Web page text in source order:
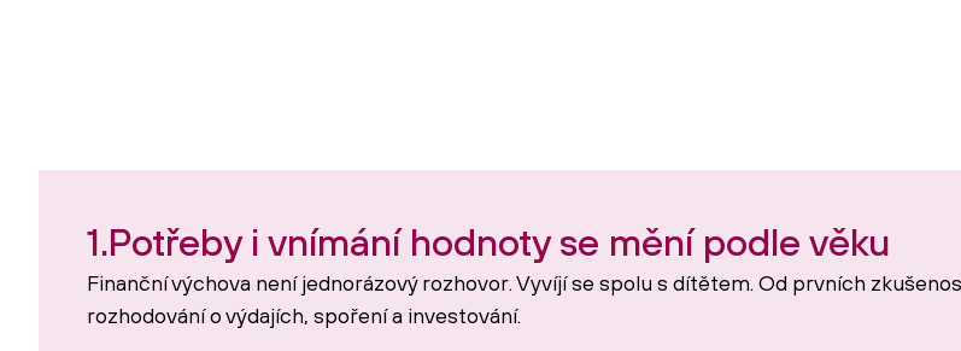
1.Potřeby i vnímání hodnoty se mění podle věku
Finanční výchova není jednorázový rozhovor. Vyvíjí se spolu s dítětem. Od prvních
rozhodování o výdajích, spoření a investování.